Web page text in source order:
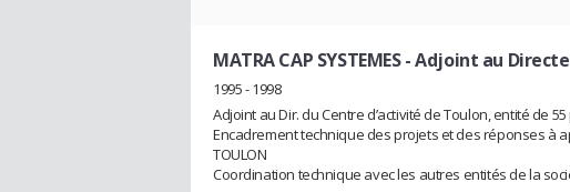
MATRA CAP SYSTEMES- Adjoint au
1995 - 1998
Adjoint au Dir. du Centre d’activité de Toulon, entité de
Encadrement technique des projets et des réponses à
TOULON
Coordination technique avec les autres entités de la